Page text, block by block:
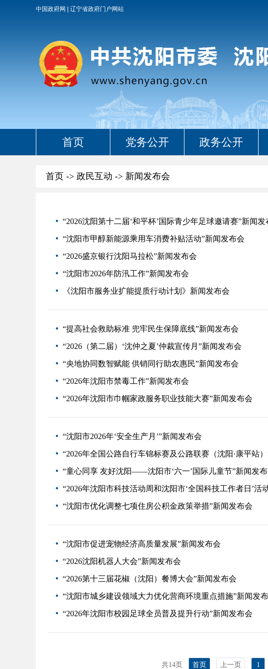
中国政府网 辽宁省政府门户网站
首页 党务公开 政务公开
首页 -> 政民互动 -> 新闻发布会
“2026沈阳第十二届‘和平杯’国际青少年足球邀请赛”新闻发
“沈阳市甲醇新能源乘用车消费补贴活动”新闻发布会
“2026盛京银行沈阳马拉松”新闻发布会
“沈阳市2026年防汛工作”新闻发布会
《沈阳市服务业扩能提质行动计划》新闻发布会
“提高社会救助标准 兜牢民生保障底线”新闻发布会
“2026（第二届）‘沈仲之夏’仲裁宣传月”新闻发布会
“央地协同数智赋能 供销同行助农惠民”新闻发布会
“2026年沈阳市禁毒工作”新闻发布会
“2026年沈阳市巾帼家政服务职业技能大赛”新闻发布会
“沈阳市2026年‘安全生产月’”新闻发布会
“2026年全国公路自行车锦标赛及公路联赛（沈阳·康平站
“童心同享 友好沈阳——沈阳市‘六一’国际儿童节”新闻发
“2026年沈阳市科技活动周和沈阳市‘全国科技工作者日’活
“沈阳市优化调整七项住房公积金政策举措”新闻发布会
“沈阳市促进宠物经济高质量发展”新闻发布会
“2026沈阳机器人大会”新闻发布会
“2026第十三届花椒（沈阳）餐博大会”新闻发布会
“沈阳市城乡建设领域大力优化营商环境重点措施”新闻发
“2026年沈阳市校园足球全员普及提升行动”新闻发布会
共14页 首页 上一页 1